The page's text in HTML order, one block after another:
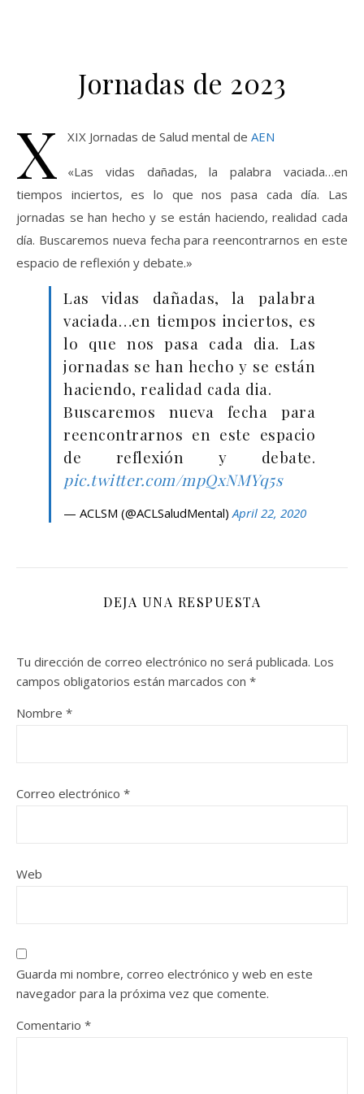
Jornadas de 2023
X XIX Jornadas de Salud mental de AEN
«Las vidas dañadas, la palabra vaciada…en
tiempos inciertos, es lo que nos pasa cada día. Las
jornadas se han hecho y se están haciendo, realidad cada
día. Buscaremos nueva fecha para reencontrarnos en este
espacio de reflexión y debate.»
Las vidas dañadas, la palabra
vaciada…en tiempos inciertos, es
lo que nos pasa cada dia. Las
jornadas se han hecho y se están
haciendo, realidad cada dia.
Buscaremos nueva fecha para
reencontrarnos en este espacio
de reflexión y debate.
pic.twitter.com/mpQxNMYq5s
— ACLSM (@ACLSaludMental)April 22, 2020
DEJA UNA RESPUESTA
Tu dirección de correo electrónico no será publicada. Los
campos obligatorios están marcados con *
Nombre *
Correo electrónico *
Web
Guarda mi nombre, correo electrónico y web en este
navegador para la próxima vez que comente.
Comentario *